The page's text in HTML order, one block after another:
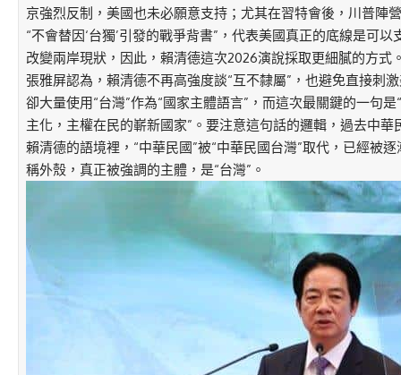
京強烈反制，美國也未必願意支持；尤其在習特會後，川普陣
“不會替因‘台獨’引發的戰爭背書”，代表美國真正的底線是可
改變兩岸現狀，因此，賴清德這次2026演說採取更細膩的方式
張雅屏認為，賴清德不再高強度談“互不隸屬”，也避免直接刺
卻大量使用“台灣”作為“國家主體語言”，而這次最關鍵的一句是
主化，主權在民的嶄新國家”。要注意這句話的邏輯，過去中
賴清德的語境裡，“中華民國”被“中華民國台灣”取代，已經被
稱外殼，真正被強調的主體，是“台灣”。